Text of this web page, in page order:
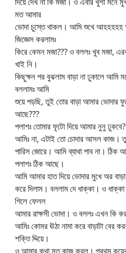
মত আমার
ভোদা চুস্তে থাকল। আমি শুখে
জিজ্ঞেস করলামঃ
কিরে কেমন মজা??? ও বললঃ খুব মজা,
খাই নি।
কিছুক্ষন পর বুঝলাম বাড়া না ঢুকালে আমি
বললামঃ আমি
শুয়ে পড়ছি, তুই তোর বাড়া আমার ভোদার
আছে???
পলাশঃ তোমার ফূটো দিয়ে আমার নুনু ঢুকবে?
আমিঃ না, এটাই তো চোদার আসল কাজ।
পারিস জোরে। আমি ব্যাথা পাব না। ঠিক
পলাশঃ ঠিক আছে।
আমি আমার হাত দিয়ে ভোদার মুখে অর
করে দিলাম। বললাম দে ধাক্কা। ও
গিলে ফেলল
আমার রাক্ষসী ভোদা। ও বললঃ এখন কি
আমিঃ কোমর ঊঠা নামা করে বাড়াটা বের
শক্তি দ্দিয়ে।
ও আমার কথা মত কাজ করল। প্রথম